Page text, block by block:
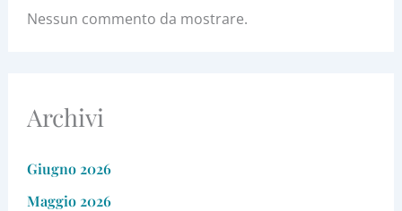
Nessun commento da mostrare.
Archivi
Giugno 2026
Maggio 2026